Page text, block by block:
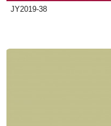
JY2019-38